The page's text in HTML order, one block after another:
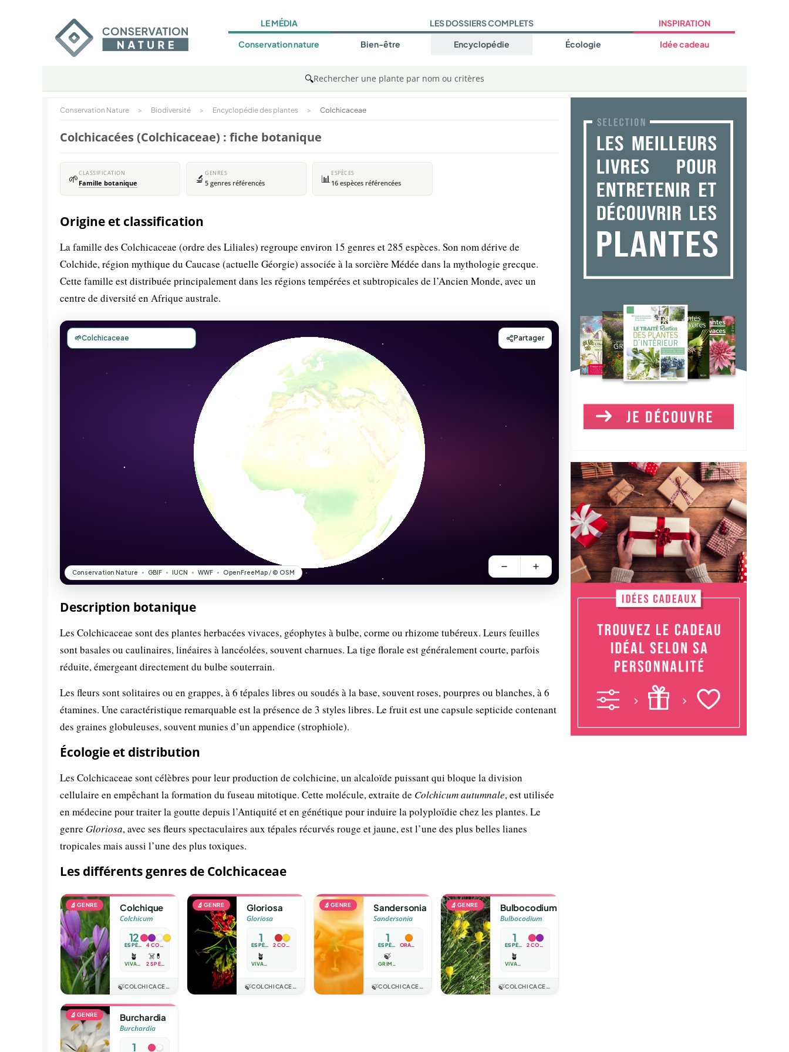
LE MÉDIA
Conservation nature
LES DOSSIERS COMPLETS
Bien-être Encyclopédie Écologie
INSPIRATION
Idée cadeau
🔍Rechercher une plante par nom ou critères
Conservation Nature > Biodiversité > Encyclopédie des plantes > Colchicaceae
Colchicacées (Colchicaceae) : fiche botanique
🌱CLASSIFICATION
Famille botanique 🔬 GENRES
5 genres référencés 📊 ESPÈCES
16 espèces référencées
Origine et classification
La famille des Colchicaceae (ordre des Liliales) regroupe environ 15 genres et 285 espèces. Son nom dérive de
Colchide, région mythique du Caucase (actuelle Géorgie) associée à la sorcière Médée dans la mythologie grecque.
Cette famille est distribuée principalement dans les régions tempérées et subtropicales de l’Ancien Monde, avec un
centre de diversité en Afrique australe.
Description botanique
Les Colchicaceae sont des plantes herbacées vivaces, géophytes à bulbe, corme ou rhizome tubéreux. Leurs feuilles
sont basales ou caulinaires, linéaires à lancéolées, souvent charnues. La tige florale est généralement courte, parfois
réduite, émergeant directement du bulbe souterrain.
Les fleurs sont solitaires ou en grappes, à 6 tépales libres ou soudés à la base, souvent roses, pourpres ou blanches, à 6
étamines. Une caractéristique remarquable est la présence de 3 styles libres. Le fruit est une capsule septicide contenant
des graines globuleuses, souvent munies d’un appendice (strophiole).
Écologie et distribution
Les Colchicaceae sont célèbres pour leur production de colchicine, un alcaloïde puissant qui bloque la division
cellulaire en empêchant la formation du fuseau mitotique. Cette molécule, extraite de Colchicum autumnale, est utilisée
en médecine pour traiter la goutte depuis l’Antiquité et en génétique pour induire la polyploïdie chez les plantes. Le
genre Gloriosa, avec ses fleurs spectaculaires aux tépales récurvés rouge et jaune, est l’une des plus belles lianes
tropicales mais aussi l’une des plus toxiques.
Les différents genres de Colchicaceae
🔬 GENRE Colchique
Colchicum
12
ESPÈCES 4 COULEURS
🪴
VIVACE
☠️ 💊
2 SPÉCIAUX
🍃 COLCHICACEAE
🔬 GENRE Gloriosa
Gloriosa
1
ESPÈCE 2 COULEURS
🪴
VIVACE
🍃 COLCHICACEAE
🔬 GENRE Sandersonia
Sandersonia
1
ESPÈCE ORANGE
🍃
GRIMPANTE
🍃 COLCHICACEAE
🔬 GENRE Bulbocodium
Bulbocodium
1
ESPÈCE 2 COULEURS
🪴
VIVACE
🍃 COLCHICACEAE
🔬 GENRE Burchardia
Burchardia
1